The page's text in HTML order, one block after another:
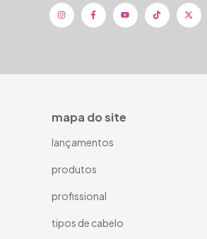
mapa do site
lançamentos
produtos
profissional
tipos de cabelo